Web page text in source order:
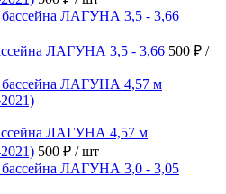
ЛАГУНА 3,5 - 3,66 500 ₽ /
ЛАГУНА 4,57 м
500 ₽ / шт